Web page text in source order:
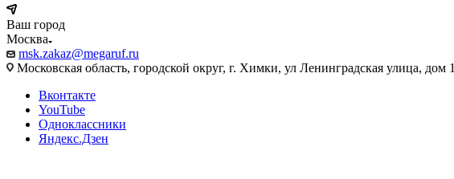
Ваш город
Москва
msk.zakaz@megaruf.ru
Московская область, городской округ, г. Химки, ул Ленинградская улица, дом 1
Вконтакте
YouTube
Одноклассники
Яндекс.Дзен